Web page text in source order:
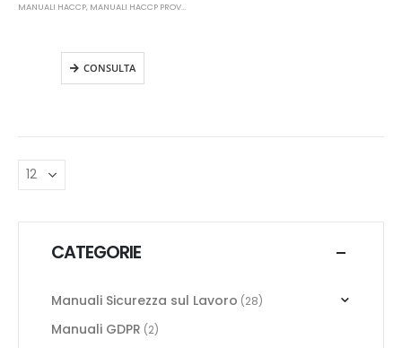
MANUALI HACCP, MANUALI HACCP PROVINCIA DI BOLZANO
CONSULTA
CATEGORIE
Manuali Sicurezza sul Lavoro (28)
Manuali GDPR (2)